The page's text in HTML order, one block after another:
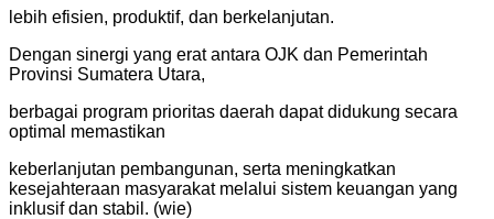
lebih efisien, produktif, dan berkelanjutan.
Dengan sinergi yang erat antara OJK dan Pemerintah
Provinsi Sumatera Utara,
berbagai program prioritas daerah dapat didukung secara
optimal memastikan
keberlanjutan pembangunan, serta meningkatkan
kesejahteraan masyarakat melalui sistem keuangan yang
inklusif dan stabil. (wie)